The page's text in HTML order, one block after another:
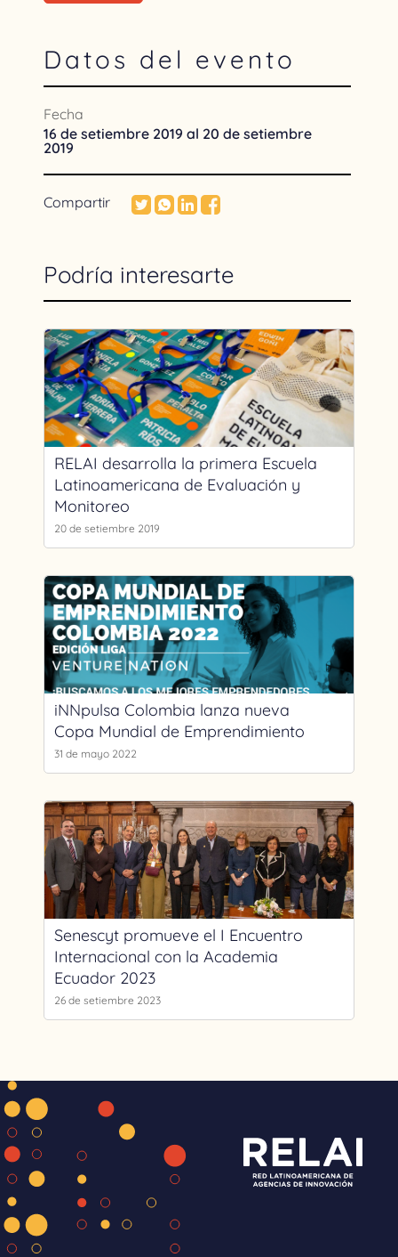
Datos del evento
Fecha
16 de setiembre 2019 al 20 de setiembre
2019
Compartir
Podría interesarte
RELAI desarrolla la primera Escuela
Latinoamericana de Evaluación y
Monitoreo
20 de setiembre 2019
iNNpulsa Colombia lanza nueva
Copa Mundial de Emprendimiento
31 de mayo 2022
Senescyt promueve el I Encuentro
Internacional con la Academia
Ecuador 2023
26 de setiembre 2023